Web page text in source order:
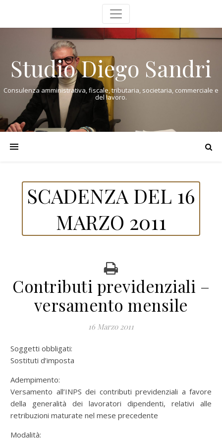
Studio Diego Sandri
Consulenza amministrativa, fiscale, tributaria, societaria, commerciale e
del lavoro.
SCADENZA DEL 16
MARZO 2011
Contributi previdenziali –
versamento mensile
16 Marzo 2011
Soggetti obbligati:
Sostituti d’imposta
Adempimento:
Versamento all’INPS dei contributi previdenziali a favore
della generalità dei lavoratori dipendenti, relativi alle
retribuzioni maturate nel mese precedente
Modalità: